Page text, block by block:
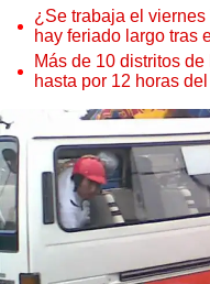
¿Se trabaja el
hay feriado largo tras
Más de 10 distritos
hasta por 12 horas